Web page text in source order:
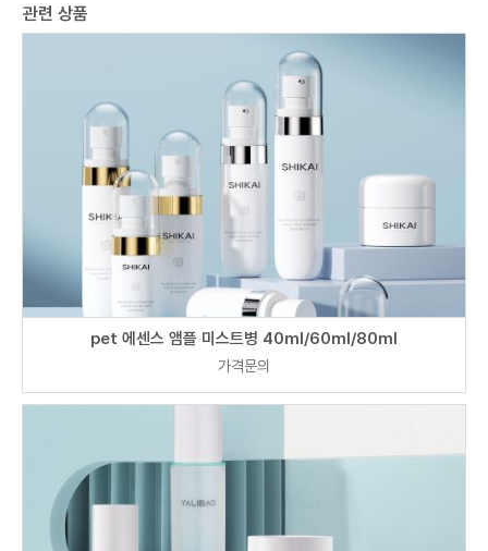
관련 상품
pet 에센스 앰플 미스트병 40ml/60ml/80ml
가격문의